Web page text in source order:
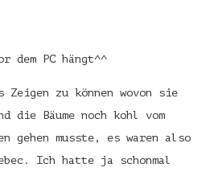
dem PC hängt^^
zu können wovon sie
Bäume noch kohl vom
gehen musste, es waren also
Ich hatte ja schonmal